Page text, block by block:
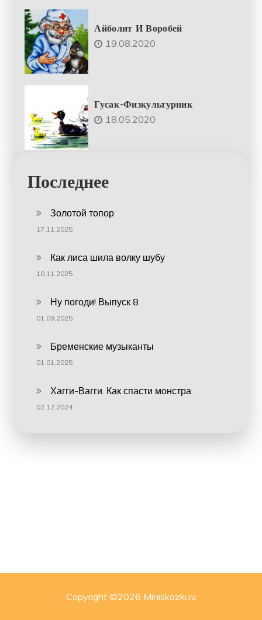
Айболит И Воробей
19.08.2020
Гусак-Физкультурник
18.05.2020
Последнее
Золотой топор
17.11.2025
Как лиса шила волку шубу
10.11.2025
Ну погоди! Выпуск 8
01.09.2025
Бременские музыканты
01.01.2025
Хагги-Вагги. Как спасти монстра.
02.12.2024
Copyright ©2026 Miniskazki.ru